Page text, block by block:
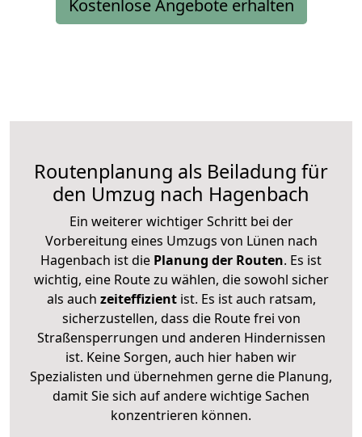
Kostenlose Angebote erhalten
Routenplanung als Beiladung für
den Umzug nach Hagenbach
Ein weiterer wichtiger Schritt bei der
Vorbereitung eines Umzugs von Lünen nach
Hagenbach ist die Planung der Routen. Es ist
wichtig, eine Route zu wählen, die sowohl sicher
als auch zeiteffizientist. Es ist auch ratsam,
sicherzustellen, dass die Route frei von
Straßensperrungen und anderen Hindernissen
ist. Keine Sorgen, auch hier haben wir
Spezialisten und übernehmen gerne die Planung,
damit Sie sich auf andere wichtige Sachen
konzentrieren können.